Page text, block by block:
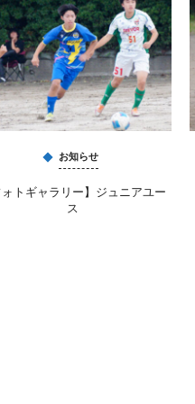
お知らせ
ォトギャラリー】ジュニアユー
ス